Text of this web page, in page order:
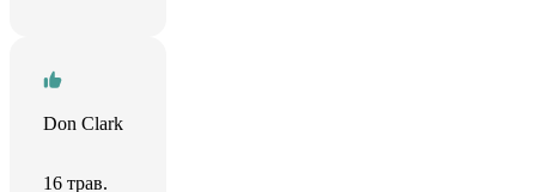
Don Clark
16 трав.